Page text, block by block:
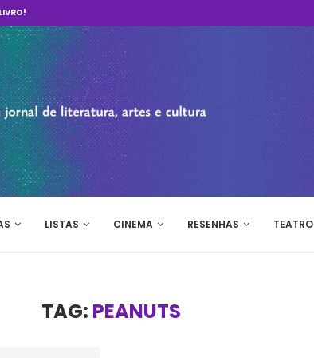
LISTAS CINEMA RESENHAS TEATRO
TAG: PEANUTS